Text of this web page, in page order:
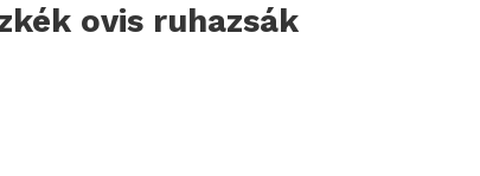
ovis ruhazsák